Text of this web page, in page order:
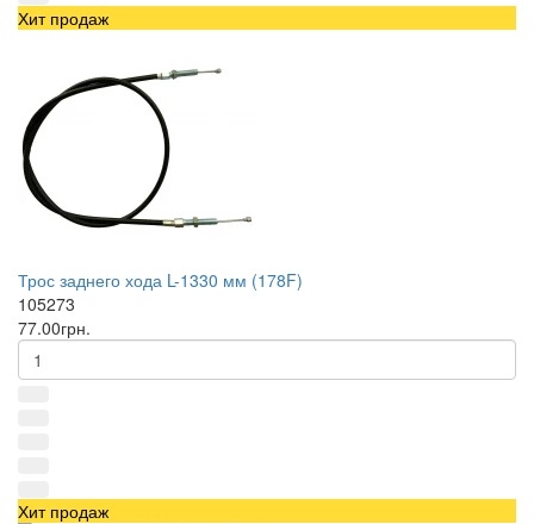
Хит продаж
Трос заднего хода L-1330 мм (178F)
105273
77.00грн.
Хит продаж